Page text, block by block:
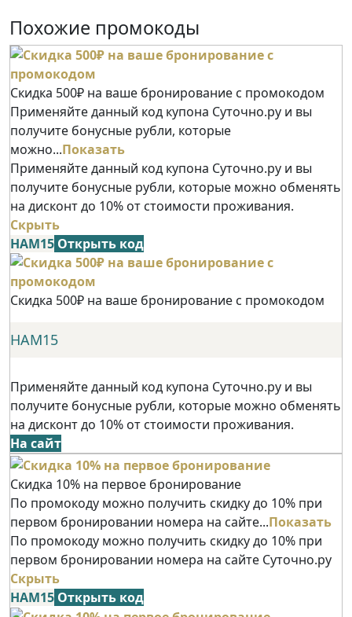
Похожие промокоды
Скидка 500₽ на ваше бронирование с промокодом
Применяйте данный код купона Суточно.ру и вы
получите бонусные рубли, которые
можно...Показать
Применяйте данный код купона Суточно.ру и вы
получите бонусные рубли, которые можно обменять
на дисконт до 10% от стоимости проживания.
Скрыть
НАМ15 Открыть код
Скидка 500₽ на ваше бронирование с промокодом
НАМ15
Применяйте данный код купона Суточно.ру и вы
получите бонусные рубли, которые можно обменять
на дисконт до 10% от стоимости проживания.
На сайт
Скидка 10% на первое бронирование
По промокоду можно получить скидку до 10% при
первом бронировании номера на сайте...Показать
По промокоду можно получить скидку до 10% при
первом бронировании номера на сайте Суточно.ру
Скрыть
НАМ15 Открыть код